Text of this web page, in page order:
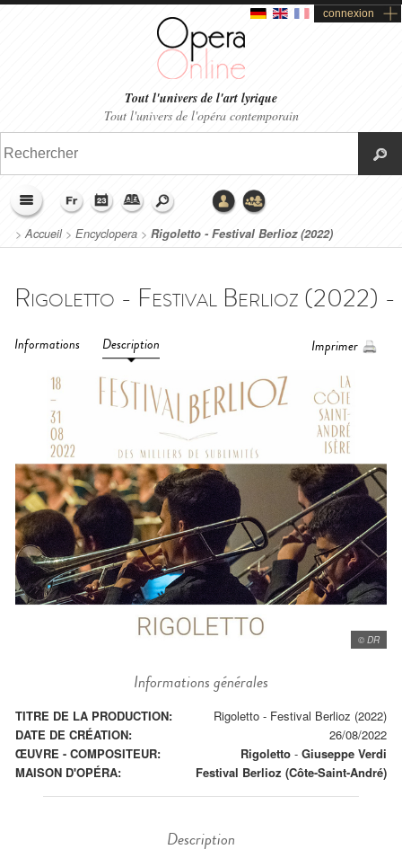
connexion
Tout l'univers de l'art lyrique
Tout l'univers de l'opéra contemporain
>Accueil> Encyclopera > Rigoletto - Festival Berlioz (2022)
Informations Description Imprimer
© DR
Informations générales
TITRE DE LA PRODUCTION:
Rigoletto - Festival Berlioz (2022)
DATE DE CRÉATION:
26/08/2022
ŒUVRE - COMPOSITEUR:
Rigoletto - Giuseppe Verdi
MAISON D'OPÉRA:
Festival Berlioz (Côte-Saint-André)
Description